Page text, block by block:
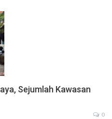
Sejumlah Kawasan
0